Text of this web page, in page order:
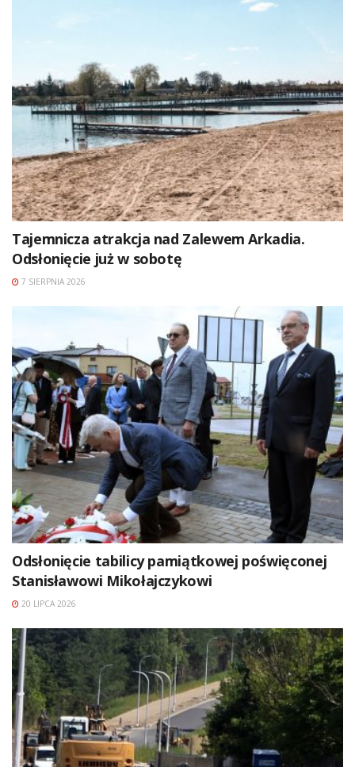
Tajemnicza atrakcja nad Zalewem Arkadia.
Odsłonięcie już w sobotę
7 SIERPNIA 2026
Odsłonięcie tabilicy pamiątkowej poświęconej
Stanisławowi Mikołajczykowi
20 LIPCA 2026